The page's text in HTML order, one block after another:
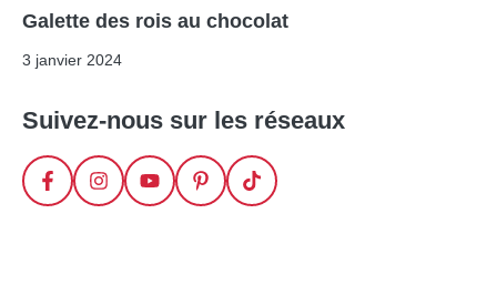
Galette des rois au chocolat
3 janvier 2024
Suivez-nous sur les réseaux